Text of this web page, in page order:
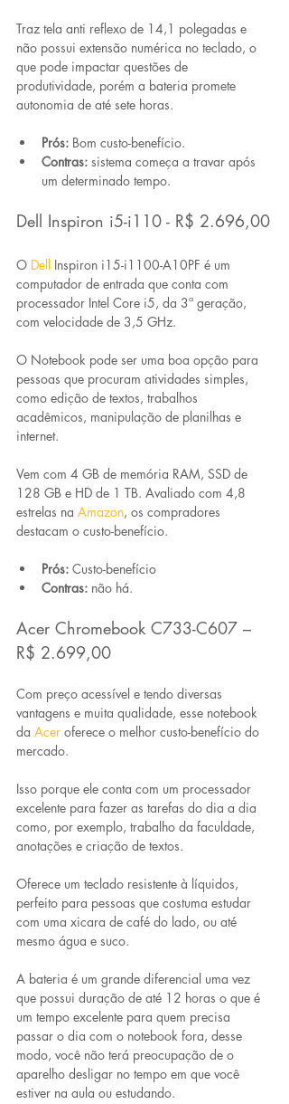
Traz tela anti reflexo de 14,1 polegadas e
não possui extensão numérica no teclado, o
que pode impactar questões de
produtividade, porém a bateria promete
autonomia de até sete horas.
Prós: Bom custo-benefício.
Contras: sistema começa a travar após
um determinado tempo.
Dell Inspiron i5-i110 - R$ 2.696,00
O Dell Inspiron i15-i1100-A10PF é um
computador de entrada que conta com
processador Intel Core i5, da 3ª geração,
com velocidade de 3,5 GHz.
O Notebook pode ser uma boa opção para
pessoas que procuram atividades simples,
como edição de textos, trabalhos
acadêmicos, manipulação de planilhas e
internet.
Vem com 4 GB de memória RAM, SSD de
128 GB e HD de 1 TB. Avaliado com 4,8
estrelas na Amazon, os compradores
destacam o custo-benefício.
Prós: Custo-benefício
Contras: não há.
Acer Chromebook C733-C607 –
R$ 2.699,00
Com preço acessível e tendo diversas
vantagens e muita qualidade, esse notebook
da Acer oferece o melhor custo-benefício do
mercado.
Isso porque ele conta com um processador
excelente para fazer as tarefas do dia a dia
como, por exemplo, trabalho da faculdade,
anotações e criação de textos.
Oferece um teclado resistente à líquidos,
perfeito para pessoas que costuma estudar
com uma xicara de café do lado, ou até
mesmo água e suco.
A bateria é um grande diferencial uma vez
que possui duração de até 12 horas o que é
um tempo excelente para quem precisa
passar o dia com o notebook fora, desse
modo, você não terá preocupação de o
aparelho desligar no tempo em que você
estiver na aula ou estudando.